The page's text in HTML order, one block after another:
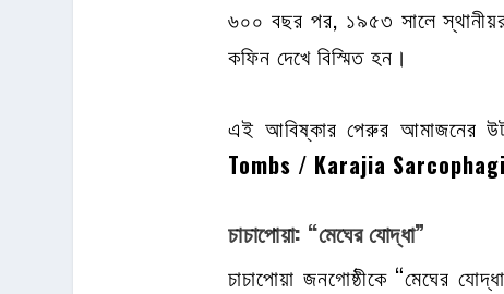
৬০০ বছর পর, ১৯৫৩ সালে
কফিন দেখে বিস্মিত হন।
এই আবিষ্কার পেরুর আমাজনের
Tombs / Karajia
চাচাপোয়া: “মেঘের যোদ্ধা”
চাচাপোয়া জনগোষ্ঠীকে “মেঘের